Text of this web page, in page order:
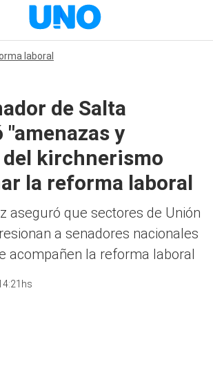
laboral
de Salta
y
kirchnerismo
la reforma laboral
aseguró que sectores de Unión
a senadores nacionales
acompañen la reforma laboral